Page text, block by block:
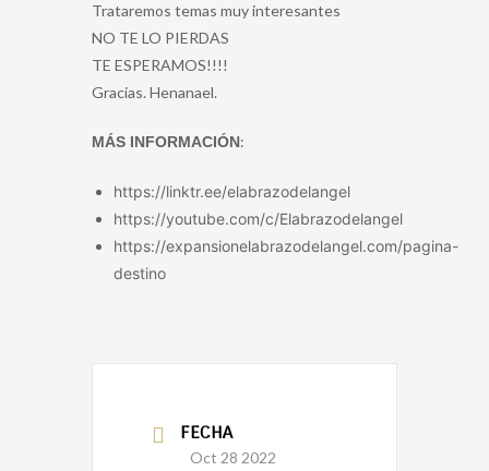
Trataremos temas muy interesantes
NO TE LO PIERDAS
TE ESPERAMOS!!!!
Gracias. Henanael.
MÁS INFORMACIÓN:
https://linktr.ee/elabrazodelangel
https://youtube.com/c/Elabrazodelangel
https://expansionelabrazodelangel.com/pagina-
destino
FECHA
Oct 28 2022